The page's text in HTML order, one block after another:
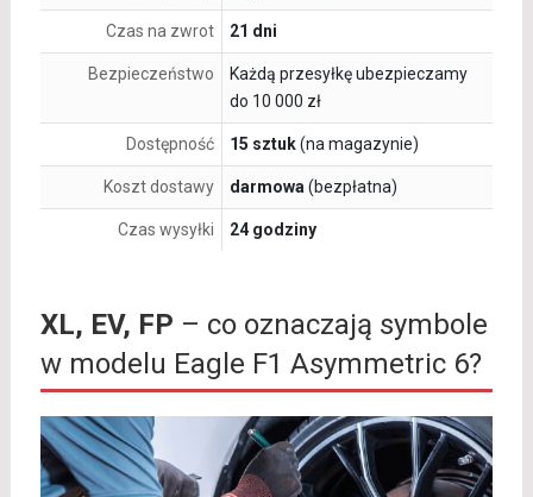
Czas na zwrot 21 dni
Bezpieczeństwo
Każdą przesyłkę ubezpieczamy
do 10 000 zł
Dostępność 15 sztuk(na magazynie)
Koszt dostawy darmowa (bezpłatna)
Czas wysyłki 24 godziny
XL, EV, FP – co oznaczają symbole
w modelu Eagle F1 Asymmetric 6?